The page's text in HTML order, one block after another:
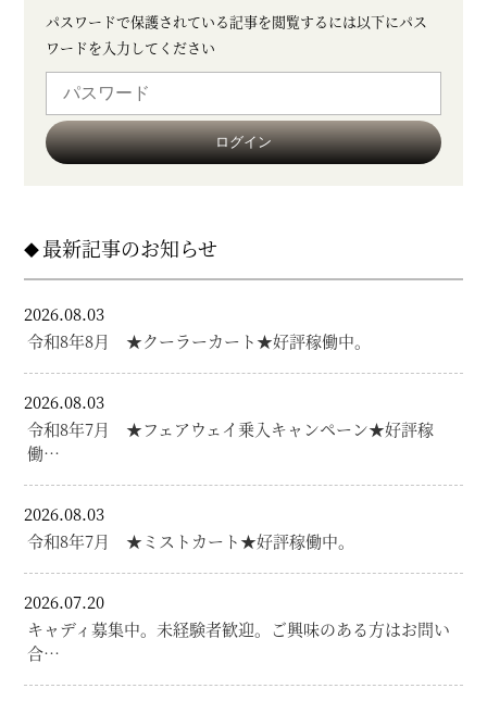
パスワードで保護されている記事を閲覧するには以下にパス
ワードを入力してください
最新記事のお知らせ
2026.08.03
令和8年8月 ★クーラーカート★好評稼働中。
2026.08.03
令和8年7月 ★フェアウェイ乗入キャンペーン★好評稼
働…
2026.08.03
令和8年7月 ★ミストカート★好評稼働中。
2026.07.20
キャディ募集中。未経験者歓迎。ご興味のある方はお問い
合…